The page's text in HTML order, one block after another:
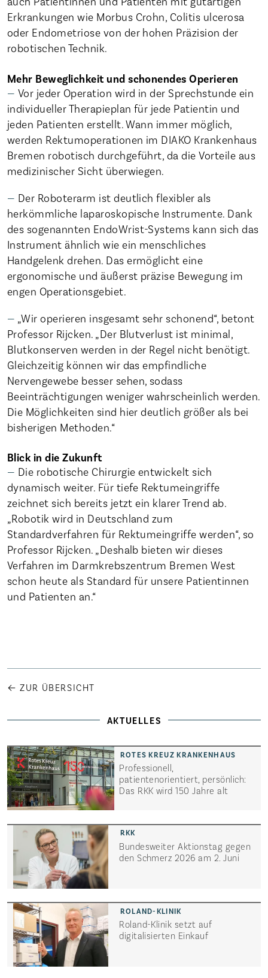
Erkrankungen wie Morbus Crohn, Colitis ulcerosa
oder Endometriose von der hohen Präzision der
robotischen Technik.
Mehr Beweglichkeit und schonendes Operieren
Vor jeder Operation wird in der Sprechstunde ein
individueller Therapieplan für jede Patientin und
jeden Patienten erstellt. Wann immer möglich,
werden Rektumoperationen im DIAKO Krankenhaus
Bremen robotisch durchgeführt, da die Vorteile aus
medizinischer Sicht überwiegen.
Der Roboterarm ist deutlich flexibler als
herkömmliche laparoskopische Instrumente. Dank
des sogenannten EndoWrist-Systems kann sich das
Instrument ähnlich wie ein menschliches
Handgelenk drehen. Das ermöglicht eine
ergonomische und äußerst präzise Bewegung im
engen Operationsgebiet.
„Wir operieren insgesamt sehr schonend“, betont
Professor Rijcken. „Der Blutverlust ist minimal,
Blutkonserven werden in der Regel nicht benötigt.
Gleichzeitig können wir das empfindliche
Nervengewebe besser sehen, sodass
Beeinträchtigungen weniger wahrscheinlich werden.
Die Möglichkeiten sind hier deutlich größer als bei
bisherigen Methoden.“
Blick in die Zukunft
Die robotische Chirurgie entwickelt sich
dynamisch weiter. Für tiefe Rektumeingriffe
zeichnet sich bereits jetzt ein klarer Trend ab.
„Robotik wird in Deutschland zum
Standardverfahren für Rektumeingriffe werden“, so
Professor Rijcken. „Deshalb bieten wir dieses
Verfahren im Darmkrebszentrum Bremen West
schon heute als Standard für unsere Patientinnen
und Patienten an.“
← ZUR ÜBERSICHT
AKTUELLES
Professionell,
patientenorientiert, persönlich:
Das RKK wird 150 Jahre alt
Bundesweiter Aktionstag gegen
den Schmerz 2026 am 2. Juni
Roland-Klinik setzt auf
digitalisierten Einkauf